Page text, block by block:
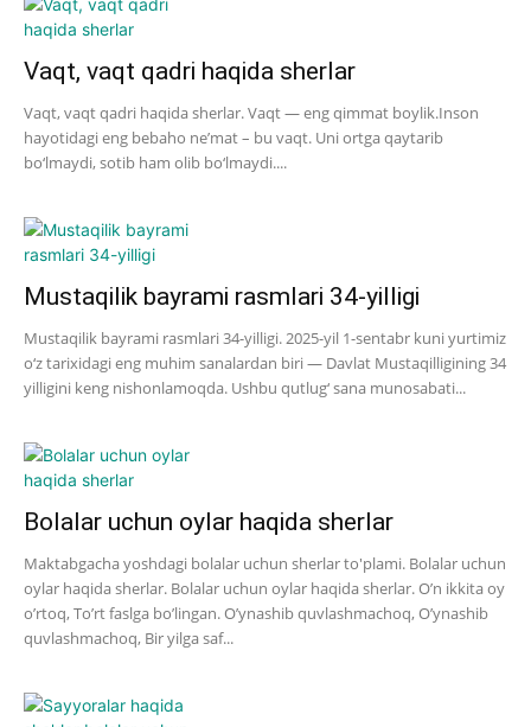
Vaqt, vaqt qadri haqida sherlar
Vaqt, vaqt qadri haqida sherlar. Vaqt — eng qimmat boylik.Inson
hayotidagi eng bebaho ne’mat – bu vaqt. Uni ortga qaytarib
bo‘lmaydi, sotib ham olib bo‘lmaydi....
Mustaqilik bayrami rasmlari 34-yilligi
Mustaqilik bayrami rasmlari 34-yilligi. 2025-yil 1-sentabr kuni yurtimiz
o‘z tarixidagi eng muhim sanalardan biri — Davlat Mustaqilligining 34
yilligini keng nishonlamoqda. Ushbu qutlug‘ sana munosabati...
Bolalar uchun oylar haqida sherlar
Maktabgacha yoshdagi bolalar uchun sherlar to'plami. Bolalar uchun
oylar haqida sherlar. Bolalar uchun oylar haqida sherlar. O’n ikkita oy
o’rtoq, To’rt faslga bo’lingan. O’ynashib quvlashmachoq, O’ynashib
quvlashmachoq, Bir yilga saf...